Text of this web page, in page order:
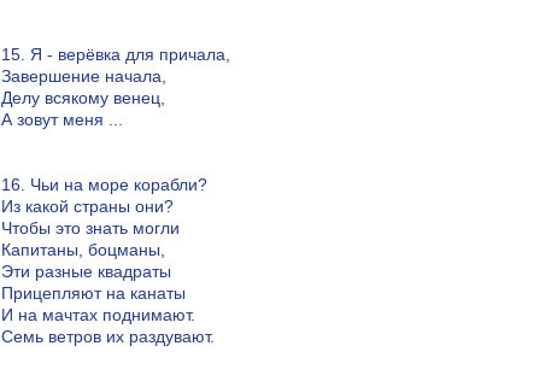
15. Я - верёвка для причала,
Завершение начала,
Делу всякому венец,
А зовут меня ...
16. Чьи на море корабли?
Из какой страны они?
Чтобы это знать могли
Капитаны, боцманы,
Эти разные квадраты
Прицепляют на канаты
И на мачтах поднимают.
Семь ветров их раздувают.